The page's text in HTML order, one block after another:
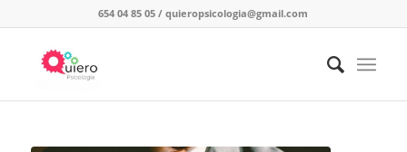
654 04 85 05 /quieropsicologia@gmail.com